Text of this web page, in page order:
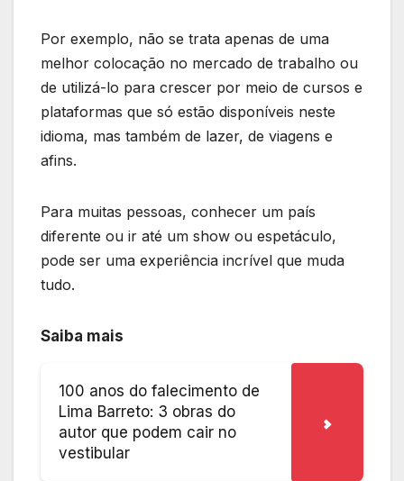
Por exemplo, não se trata apenas de uma
melhor colocação no mercado de trabalho ou
de utilizá-lo para crescer por meio de cursos e
plataformas que só estão disponíveis neste
idioma, mas também de lazer, de viagens e
afins.
Para muitas pessoas, conhecer um país
diferente ou ir até um show ou espetáculo,
pode ser uma experiência incrível que muda
tudo.
Saiba mais
100 anos do falecimento de
Lima Barreto: 3 obras do
autor que podem cair no
vestibular